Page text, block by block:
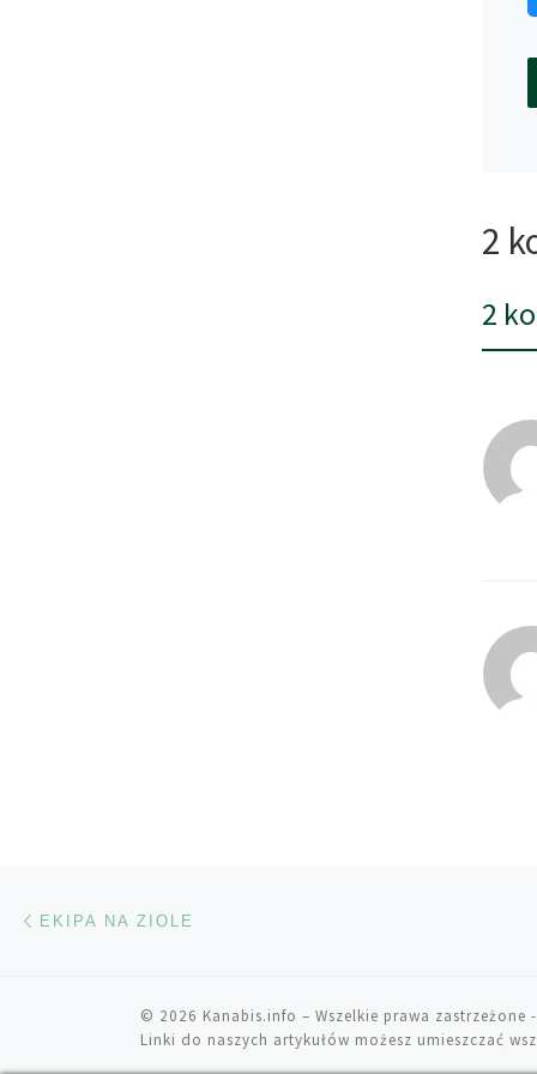
2
2
Nawigacja wpisu
EKIPA NA ZIOLE
© 2026 Kanabis.info – Wszelkie prawa zastrzeżone
Linki do naszych artykułów możesz umieszczać